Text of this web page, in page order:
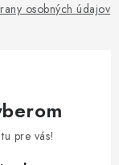
osobných údajov
pre vás!